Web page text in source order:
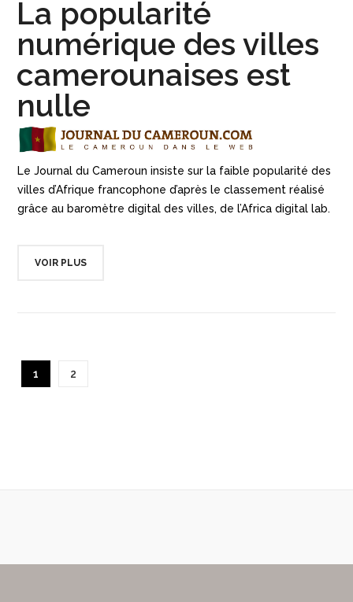
La popularité
numérique des villes
camerounaises est
nulle
Le Journal du Cameroun insiste sur la faible popularité des
villes d’Afrique francophone d’après le classement réalisé
grâce au baromètre digital des villes, de l’Africa digital lab.
VOIR PLUS
1 2